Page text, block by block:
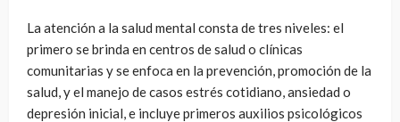
La atención a la salud mental consta de tres niveles: el
primero se brinda en centros de salud o clínicas
comunitarias y se enfoca en la prevención, promoción de la
salud, y el manejo de casos estrés cotidiano, ansiedad o
depresión inicial, e incluye primeros auxilios psicológicos